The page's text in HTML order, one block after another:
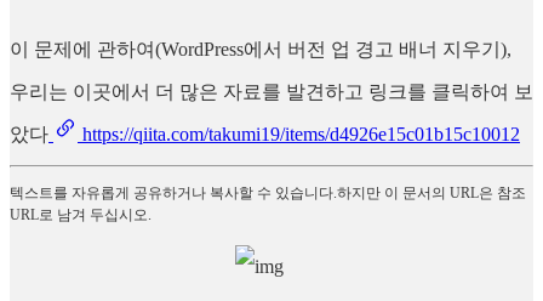
이 문제에 관하여(WordPress에서 버전 업 경고 배너 지우기),
우리는 이곳에서 더 많은 자료를 발견하고 링크를 클릭하여 보
았다 https://qiita.com/takumi19/items/d4926e15c01b15c10012
텍스트를 자유롭게 공유하거나 복사할 수 있습니다.하지만 이 문서의 URL은 참조
URL로 남겨 두십시오.